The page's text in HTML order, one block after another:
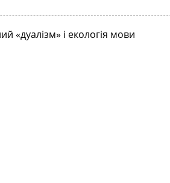
«дуалізм» і екологія мови